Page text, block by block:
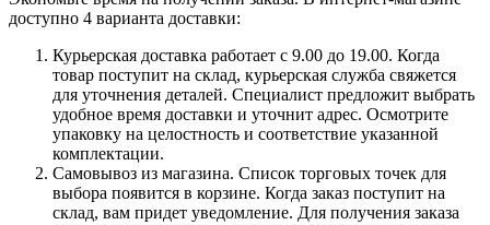
доступно 4 варианта доставки:
Курьерская доставка работает с 9.00 до 19.00. Когда
товар поступит на склад, курьерская служба свяжется
для уточнения деталей. Специалист предложит выбрать
удобное время доставки и уточнит адрес. Осмотрите
упаковку на целостность и соответствие указанной
комплектации.
Самовывоз из магазина. Список торговых точек для
выбора появится в корзине. Когда заказ поступит на
склад, вам придет уведомление. Для получения заказа